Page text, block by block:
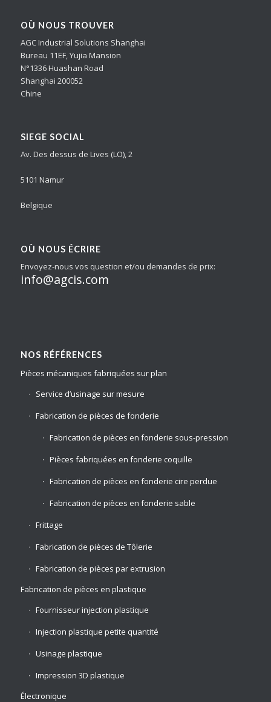
OÙ NOUS TROUVER
AGC Industrial Solutions Shanghai
Bureau 11EF, Yujia Mansion
N°1336 Huashan Road
Shanghai 200052
Chine
SIEGE SOCIAL
Av. Des dessus de Lives (LO), 2
5101 Namur
Belgique
OÙ NOUS ÉCRIRE
Envoyez-nous vos question et/ou demandes de prix:
info@agcis.com
NOS RÉFÉRENCES
Pièces mécaniques fabriquées sur plan
Service d’usinage sur mesure
Fabrication de pièces de fonderie
Fabrication de pièces en fonderie sous-pression
Pièces fabriquées en fonderie coquille
Fabrication de pièces en fonderie cire perdue
Fabrication de pièces en fonderie sable
Frittage
Fabrication de pièces de Tôlerie
Fabrication de pièces par extrusion
Fabrication de pièces en plastique
Fournisseur injection plastique
Injection plastique petite quantité
Usinage plastique
Impression 3D plastique
Électronique